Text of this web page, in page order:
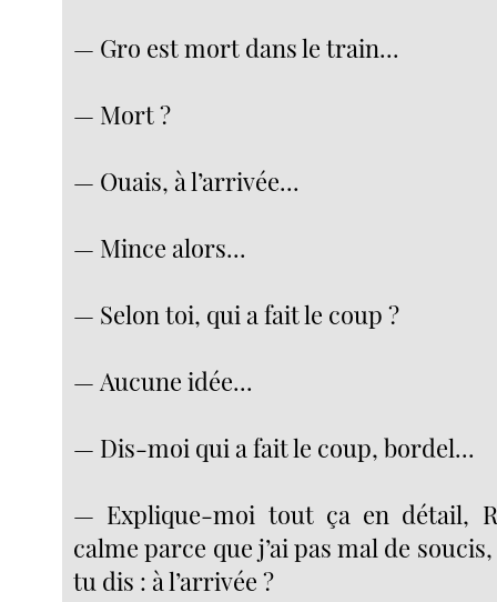
— Gro est mort dans le train...
— Mort ?
— Ouais, à l’arrivée...
— Mince alors...
— Selon toi, qui a fait le coup ?
— Aucune idée...
— Dis-moi qui a fait le coup, bordel...
— Explique-moi tout ça en détail,
calme parce que j’ai pas mal de
tu dis : à l’arrivée ?